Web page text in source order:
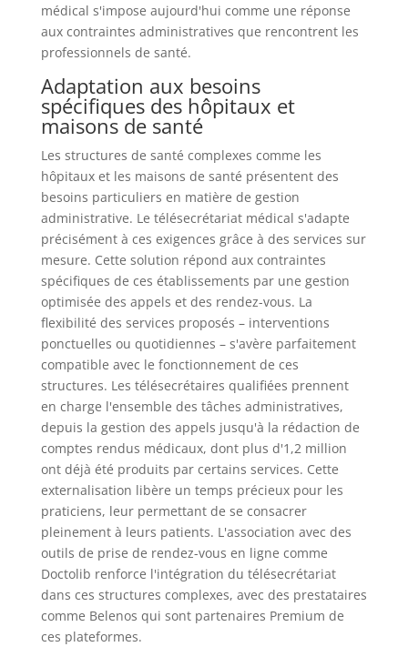
médical s'impose aujourd'hui comme une réponse
aux contraintes administratives que rencontrent les
professionnels de santé.
Adaptation aux besoins
spécifiques des hôpitaux et
maisons de santé
Les structures de santé complexes comme les
hôpitaux et les maisons de santé présentent des
besoins particuliers en matière de gestion
administrative. Le télésecrétariat médical s'adapte
précisément à ces exigences grâce à des services sur
mesure. Cette solution répond aux contraintes
spécifiques de ces établissements par une gestion
optimisée des appels et des rendez-vous. La
flexibilité des services proposés – interventions
ponctuelles ou quotidiennes – s'avère parfaitement
compatible avec le fonctionnement de ces
structures. Les télésecrétaires qualifiées prennent
en charge l'ensemble des tâches administratives,
depuis la gestion des appels jusqu'à la rédaction de
comptes rendus médicaux, dont plus d'1,2 million
ont déjà été produits par certains services. Cette
externalisation libère un temps précieux pour les
praticiens, leur permettant de se consacrer
pleinement à leurs patients. L'association avec des
outils de prise de rendez-vous en ligne comme
Doctolib renforce l'intégration du télésecrétariat
dans ces structures complexes, avec des prestataires
comme Belenos qui sont partenaires Premium de
ces plateformes.